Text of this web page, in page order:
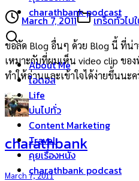
charathbank podcast
About Me
ไอดอล
Life
บ่นไปทั่ว
Content Marketing
Travel
คุยเรื่องหนัง
charathbank podcast
March 7, 2011 เกร็ดทั่วไป
ขอลัด Blog อื่นๆ ด้วย Blog นี้ ที่น่
เหมาะกับที่ผมเห็น video clip ของ
ทำให้อ่านและเข้าใจได้ง่ายขึ้นนะ
charathbank
March 7, 2011